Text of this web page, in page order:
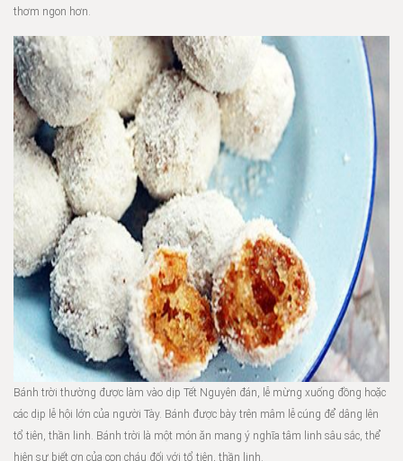
thơm ngon hơn.
Bánh trời thường được làm vào dịp Tết Nguyên đán, lễ mừng xuống đồng hoặc
các dịp lễ hội lớn của người Tày. Bánh được bày trên mâm lễ cúng để dâng lên
tổ tiên, thần linh. Bánh trời là một món ăn mang ý nghĩa tâm linh sâu sắc, thể
hiện sự biết ơn của con cháu đối với tổ tiên, thần linh.